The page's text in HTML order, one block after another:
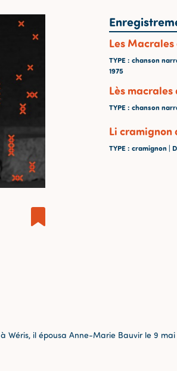
Les Macrales
TYPE : chanson
1975
Lès macrales
TYPE: chanson
Li cramignon
TYPE: cramignon |
Wéris, il épousa Anne-Marie Bauvir le 9